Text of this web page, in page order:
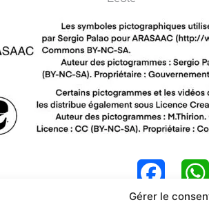
Gérer le
F
a
W
h